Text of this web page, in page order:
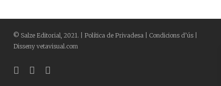
© Salze Editorial, 2021. | Política de Privadesa| Condicions d’ús|
Disseny vetavisual.com
blueskyfacebookinstagram